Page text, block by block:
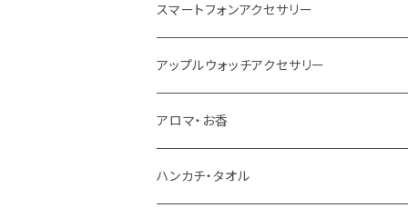
スマートフォンアクセサリー
アップルウォッチアクセサリー
アロマ・お香
ハンカチ・タオル